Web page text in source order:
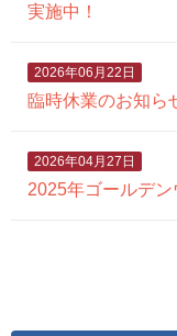
実施中！
2026年06月22日
臨時休業のお知ら
2026年04月27日
2025年ゴールデ